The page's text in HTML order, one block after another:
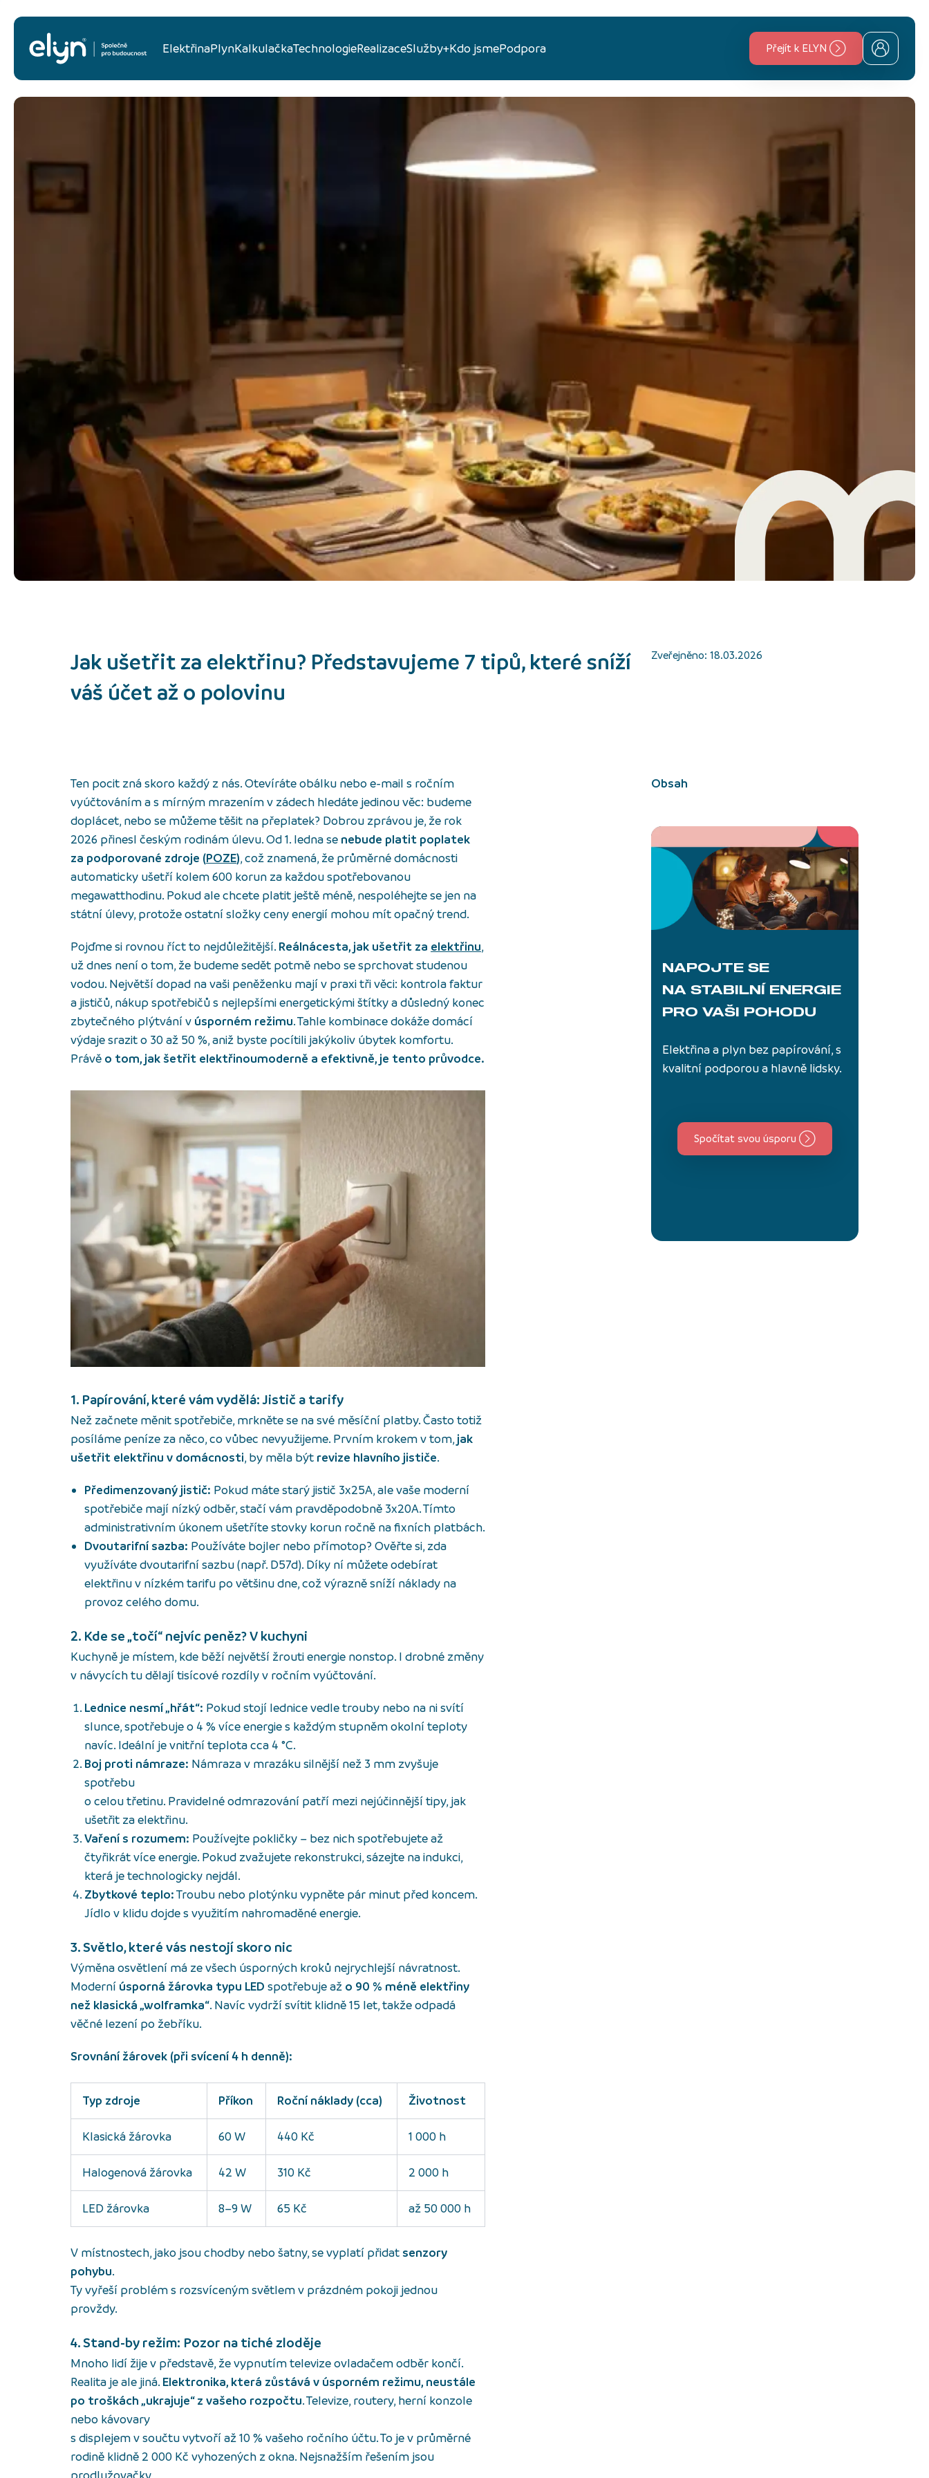
ElektřinaPlynKalkulačkaTechnologieRealizaceSlužby+Kdo jsmePodpora Přejít k ELYN
Jak ušetřit za elektřinu? Představujeme 7 tipů, které sníží
váš účet až o polovinu
Zveřejněno: 18.03.2026
Ten pocit zná skoro každý z nás. Otevíráte obálku nebo e-mail s ročním
vyúčtováním a s mírným mrazením v zádech hledáte jedinou věc: budeme
doplácet, nebo se můžeme těšit na přeplatek? Dobrou zprávou je, že rok
2026 přinesl českým rodinám úlevu. Od 1. ledna se nebude platit poplatek
za podporované zdroje (POZE), což znamená, že průměrné domácnosti
automaticky ušetří kolem 600 korun za každou spotřebovanou
megawatthodinu. Pokud ale chcete platit ještě méně, nespoléhejte se jen na
státní úlevy, protože ostatní složky ceny energií mohou mít opačný trend.
Pojďme si rovnou říct to nejdůležitější. Reálnácesta, jak ušetřit za elektřinu,
už dnes není o tom, že budeme sedět potmě nebo se sprchovat studenou
vodou. Největší dopad na vaši peněženku mají v praxi tři věci: kontrola faktur
a jističů, nákup spotřebičů s nejlepšími energetickými štítky a důsledný konec
zbytečného plýtvání v úsporném režimu. Tahle kombinace dokáže domácí
výdaje srazit o 30 až 50 %, aniž byste pocítili jakýkoliv úbytek komfortu.
Právě o tom, jak šetřit elektřinoumoderně a efektivně, je tento průvodce.
1. Papírování, které vám vydělá: Jistič a tarify
Než začnete měnit spotřebiče, mrkněte se na své měsíční platby. Často totiž
posíláme peníze za něco, co vůbec nevyužijeme. Prvním krokem v tom,jak
ušetřit elektřinu v domácnosti, by měla být revize hlavního jističe.
Předimenzovaný jistič: Pokud máte starý jistič 3x25A, ale vaše moderní
spotřebiče mají nízký odběr, stačí vám pravděpodobně 3x20A. Tímto
administrativním úkonem ušetříte stovky korun ročně na fixních platbách.
Dvoutarifní sazba: Používáte bojler nebo přímotop? Ověřte si, zda
využíváte dvoutarifní sazbu (např. D57d). Díky ní můžete odebírat
elektřinu v nízkém tarifu po většinu dne, což výrazně sníží náklady na
provoz celého domu.
2. Kde se „točí“ nejvíc peněz? V kuchyni
Kuchyně je místem, kde běží největší žrouti energie nonstop. I drobné změny
v návycích tu dělají tisícové rozdíly v ročním vyúčtování.
Lednice nesmí „hřát“: Pokud stojí lednice vedle trouby nebo na ni svítí
slunce, spotřebuje o 4 % více energie s každým stupněm okolní teploty
navíc. Ideální je vnitřní teplota cca 4 °C.
Boj proti námraze: Námraza v mrazáku silnější než 3 mm zvyšuje
spotřebu
o celou třetinu. Pravidelné odmrazování patří mezi nejúčinnější tipy, jak
ušetřit za elektřinu.
Vaření s rozumem: Používejte pokličky – bez nich spotřebujete až
čtyřikrát více energie. Pokud zvažujete rekonstrukci, sázejte na indukci,
která je technologicky nejdál.
Zbytkové teplo:Troubu nebo plotýnku vypněte pár minut před koncem.
Jídlo v klidu dojde s využitím nahromaděné energie.
3. Světlo, které vás nestojí skoro nic
Výměna osvětlení má ze všech úsporných kroků nejrychlejší návratnost.
Moderní úsporná žárovka typu LED spotřebuje až o 90 % méně elektřiny
než klasická „wolframka“. Navíc vydrží svítit klidně 15 let, takže odpadá
věčné lezení po žebříku.
Srovnání žárovek (při svícení 4 h denně):
Typ zdroje Příkon Roční náklady (cca) Životnost
Klasická žárovka 60 W 440 Kč 1 000 h
Halogenová žárovka 42 W 310 Kč 2 000 h
LED žárovka 8–9 W 65 Kč až 50 000 h
V místnostech, jako jsou chodby nebo šatny, se vyplatí přidat senzory
pohybu.
Ty vyřeší problém s rozsvíceným světlem v prázdném pokoji jednou
provždy.
4. Stand-by režim: Pozor na tiché zloděje
Mnoho lidí žije v představě, že vypnutím televize ovladačem odběr končí.
Realita je ale jiná. Elektronika, která zůstává v úsporném režimu, neustále
po troškách „ukrajuje“ z vašeho rozpočtu. Televize, routery, herní konzole
nebo kávovary
s displejem v součtu vytvoří až 10 % vašeho ročního účtu. To je v průměrné
rodině klidně 2 000 Kč vyhozených z okna. Nejsnažším řešením jsou
Obsah
NAPOJTE SE
NA STABILNÍ ENERGIE
PRO VAŠI POHODU
Elektřina a plyn bez papírování, s
kvalitní podporou a hlavně lidsky.
Spočítat svou úsporu